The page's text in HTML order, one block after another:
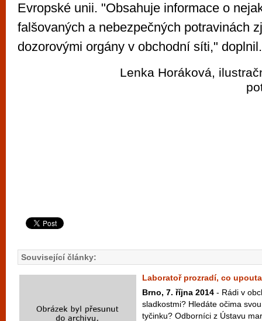
Evropské unii. "Obsahuje informace o
falšovaných a nebezpečných potravinách
dozorovými orgány v obchodní síti," doplnil.
Lenka Horáková,
Související články:
Laboratoř prozradí, co
Brno, 7. října 2014 - Rádi v
sladkostmi? Hledáte očima
tyčinku? Odborníci z Ústavu